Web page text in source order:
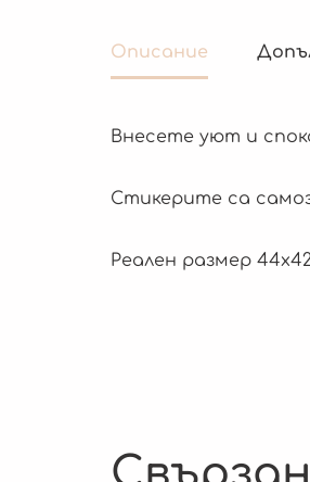
Описание
Внесете уют и
Стикерите са
Реален размер